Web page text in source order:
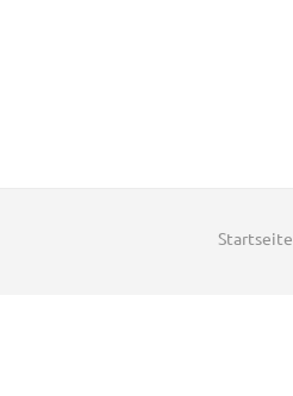
Startseite